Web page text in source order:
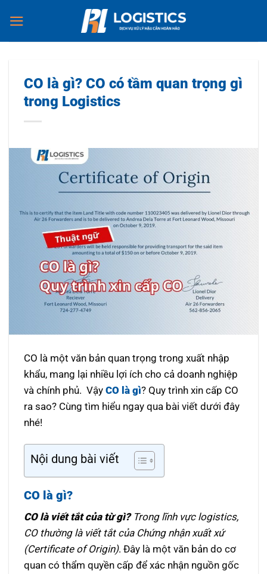
đến
nội
CO là gì? CO có tầm quan trọng gì
trong Logistics
CO là một văn bản quan trọng trong xuất nhập
khẩu, mang lại nhiều lợi ích cho cả doanh nghiệp
và chính phủ. VậyCO là gì? Quy trình xin cấp CO
ra sao? Cùng tìm hiểu ngay qua bài viết dưới đây
nhé!
Nội dung bài viết
CO là gì?
CO là viết tắt của từ gì? Trong lĩnh vực logistics,
CO thường là viết tắt của Chứng nhận xuất xứ
(Certificate of Origin). Đây là một văn bản do cơ
quan có thẩm quyền cấp để xác nhận nguồn gốc